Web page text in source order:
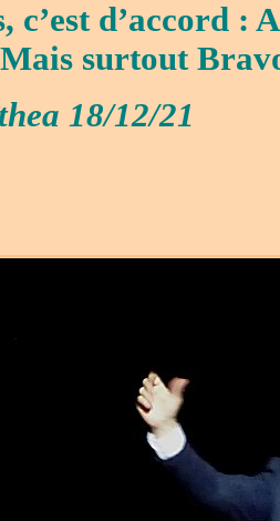
c’est d’accord :
surtout
18/12/21